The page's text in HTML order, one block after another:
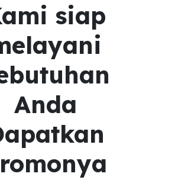
siap
Anda